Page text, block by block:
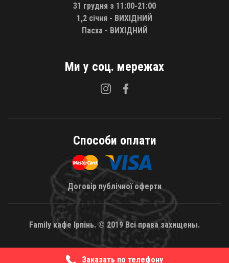
31 грудня з 11:00-21:00
1,2 січня - ВИХІДНИЙ
Пасха - ВИХІДНИЙ
Ми у соц. мережах
Способи оплати
Договір публічної оферти
Family кафе Ірпінь. © 2019 Всі права захищены.
Заказать по телефону